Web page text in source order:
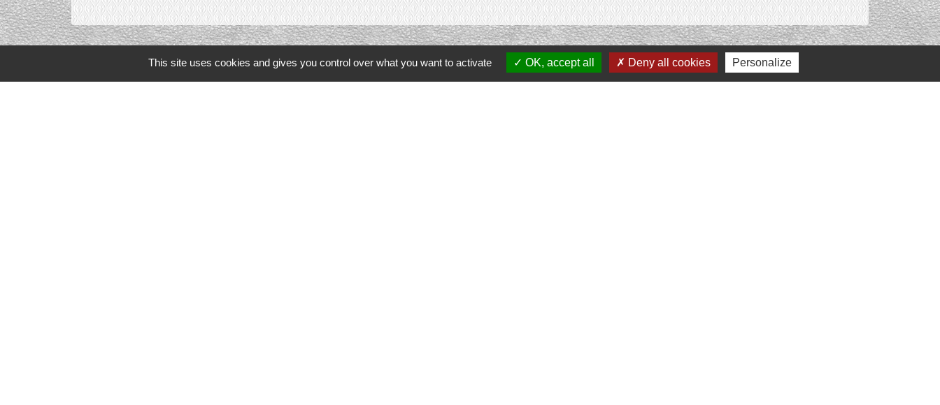
Contacts
This site uses cookies and gives you control over what you want to activate OK, accept all Deny all cookies Personalize